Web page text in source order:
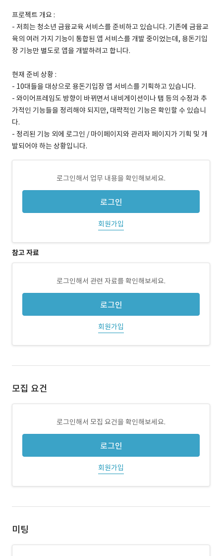
프로젝트 개요 :
- 저희는 청소년 금융교육 서비스를 준비하고 있습니다. 기존에 금융교
육의 여러 가지 기능이 통합된 앱 서비스를 개발 중이었는데, 용돈기입
장 기능만 별도로 앱을 개발하려고 합니다.
현재 준비 상황 :
- 10대들을 대상으로 용돈기입장 앱 서비스를 기획하고 있습니다.
- 와이어프레임도 방향이 바뀌면서 내비게이션이나 탭 등의 수정과 추
가적인 기능들을 정리해야 되지만, 대략적인 기능은 확인할 수 있습니
다.
- 정리된 기능 외에 로그인 / 마이페이지와 관리자 페이지가 기획 및 개
발되어야 하는 상황입니다.
로그인해서 업무 내용을 확인해보세요.
로그인
회원가입
참고 자료
로그인해서 관련 자료를 확인해보세요.
로그인
회원가입
모집 요건
로그인해서 모집 요건을 확인해보세요.
로그인
회원가입
미팅